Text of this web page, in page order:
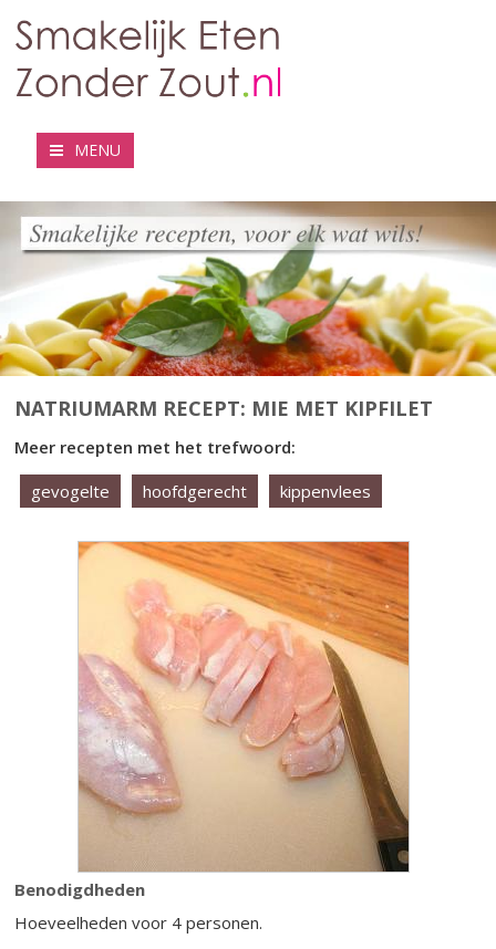
MENU
NATRIUMARM RECEPT: MIE MET KIPFILET
Meer recepten met het trefwoord:
gevogelte
hoofdgerecht kippenvlees
Benodigdheden
Hoeveelheden voor 4 personen.